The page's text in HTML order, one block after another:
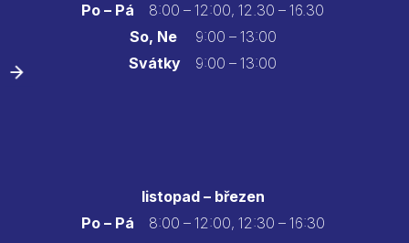
Po – Pá
8:00 – 12:00, 12.30 – 16.30
So, Ne9:00 – 13:00
Svátky 9:00 – 13:00
listopad – březen
Po – Pá 8:00 – 12:00, 12:30 – 16:30